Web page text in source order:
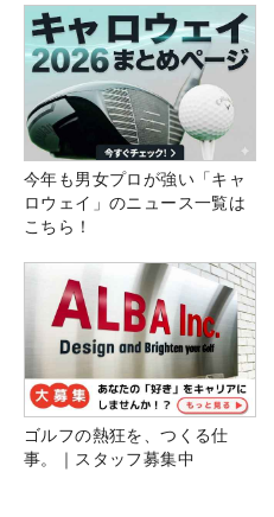
今年も男女プロが強い「キャ
ロウェイ」のニュース一覧は
こちら！
ゴルフの熱狂を、つくる仕
事。｜スタッフ募集中